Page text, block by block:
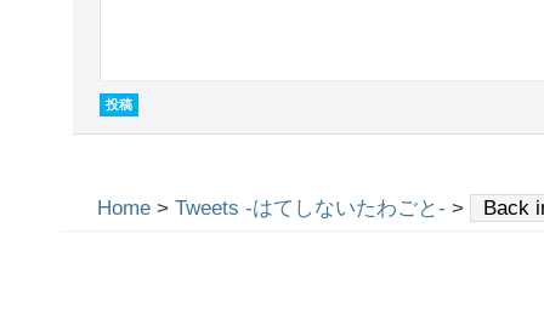
Home > Tweets -はてしないたわごと- > Back